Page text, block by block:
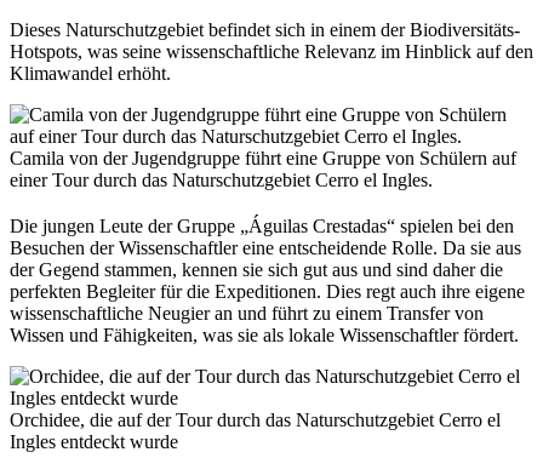
Dieses Naturschutzgebiet befindet sich in einem der Biodiversitäts-
Hotspots, was seine wissenschaftliche Relevanz im Hinblick auf den
Klimawandel erhöht.
Camila von der Jugendgruppe führt eine Gruppe von Schülern auf
einer Tour durch das Naturschutzgebiet Cerro el Ingles.
Die jungen Leute der Gruppe „Águilas Crestadas“ spielen bei den
Besuchen der Wissenschaftler eine entscheidende Rolle. Da sie aus
der Gegend stammen, kennen sie sich gut aus und sind daher die
perfekten Begleiter für die Expeditionen. Dies regt auch ihre eigene
wissenschaftliche Neugier an und führt zu einem Transfer von
Wissen und Fähigkeiten, was sie als lokale Wissenschaftler fördert.
Orchidee, die auf der Tour durch das Naturschutzgebiet Cerro el
Ingles entdeckt wurde